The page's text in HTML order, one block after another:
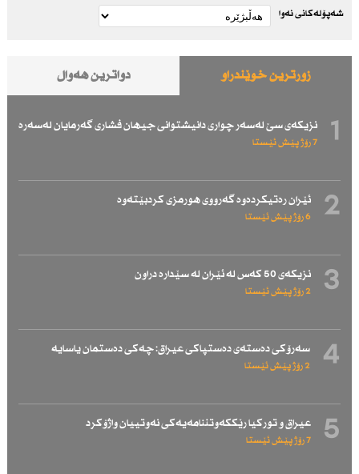
شەپۆلەکانی نەوا
زۆرترین خوێندراو دواترین هەواڵ
1 نزیكەی سێ لەسەر چواری دانیشتوانی جیهان فشاری گەرمایان لەسەرە
7 رۆژ پێش ئێستا
2 ئێران رەتیكردەوە گەرووی هورمزی كردبێتەوە
6 رۆژ پێش ئێستا
3 نزیكەی 50 كەس لە ئێران لە سێدارە دراون
2 رۆژ پێش ئێستا
4 سەرۆكی دەستەی دەستپاكی عیراق: چەكی دەستمان یاسایە
2 رۆژ پێش ئێستا
5 عیراق و توركیا رێككەوتننامەیەكی نەوتییان واژۆكرد
7 رۆژ پێش ئێستا